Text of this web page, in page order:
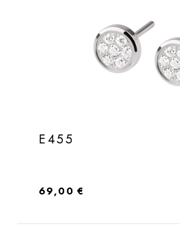
E455
Regulärer Preis:
69,00 €